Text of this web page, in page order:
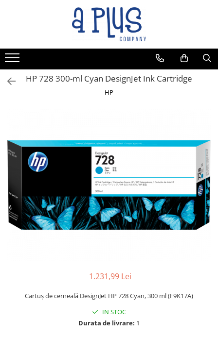
HP 728 300-ml Cyan DesignJet Ink Cartridge
HP
1.231,99 Lei
Cartuş de cerneală DesignJet HP 728 Cyan, 300 ml (F9K17A)
IN STOC
Durata de livrare: 1